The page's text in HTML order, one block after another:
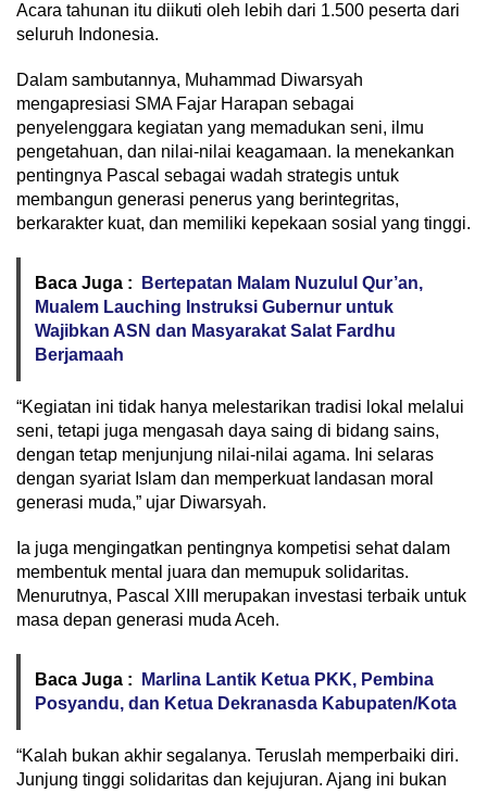
Acara tahunan itu diikuti oleh lebih dari 1.500 peserta dari
seluruh Indonesia.
Dalam sambutannya, Muhammad Diwarsyah
mengapresiasi SMA Fajar Harapan sebagai
penyelenggara kegiatan yang memadukan seni, ilmu
pengetahuan, dan nilai-nilai keagamaan. Ia menekankan
pentingnya Pascal sebagai wadah strategis untuk
membangun generasi penerus yang berintegritas,
berkarakter kuat, dan memiliki kepekaan sosial yang tinggi.
Baca Juga :
Bertepatan Malam Nuzulul Qur’an,
Mualem Lauching Instruksi Gubernur untuk
Wajibkan ASN dan Masyarakat Salat Fardhu
Berjamaah
“Kegiatan ini tidak hanya melestarikan tradisi lokal melalui
seni, tetapi juga mengasah daya saing di bidang sains,
dengan tetap menjunjung nilai-nilai agama. Ini selaras
dengan syariat Islam dan memperkuat landasan moral
generasi muda,” ujar Diwarsyah.
Ia juga mengingatkan pentingnya kompetisi sehat dalam
membentuk mental juara dan memupuk solidaritas.
Menurutnya, Pascal XIII merupakan investasi terbaik untuk
masa depan generasi muda Aceh.
Baca Juga :
Marlina Lantik Ketua PKK, Pembina
Posyandu, dan Ketua Dekranasda Kabupaten/Kota
“Kalah bukan akhir segalanya. Teruslah memperbaiki diri.
Junjung tinggi solidaritas dan kejujuran. Ajang ini bukan